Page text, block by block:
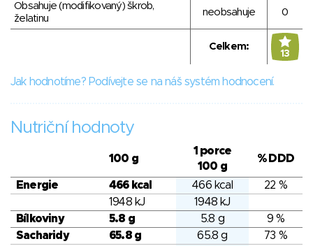
Obsahuje (modifikovaný) škrob,
želatinu
neobsahuje 0
Celkem:
13
Jak hodnotíme? Podívejte se na náš systém hodnocení.
Nutriční hodnoty
100 g
1 porce
100 g
% DDD
Energie 466 kcal 466 kcal
22 %
1948 kJ
1948 kJ
Bílkoviny
5.8 g 5.8 g
9 %
Sacharidy
65.8 g 65.8 g
73 %